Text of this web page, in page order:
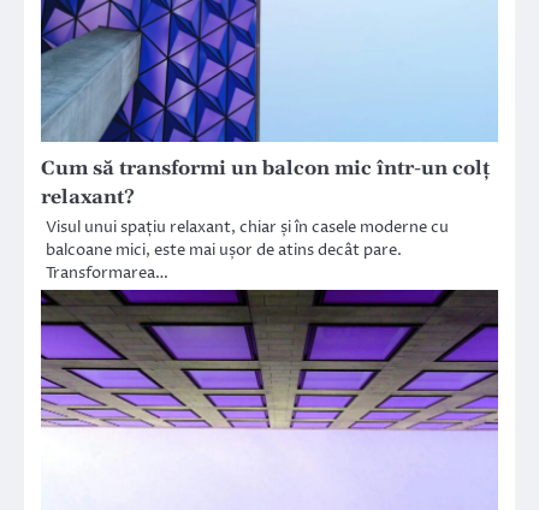
Cum să transformi un balcon mic într-un colț
relaxant?
Visul unui spațiu relaxant, chiar și în casele moderne cu
balcoane mici, este mai ușor de atins decât pare.
Transformarea…